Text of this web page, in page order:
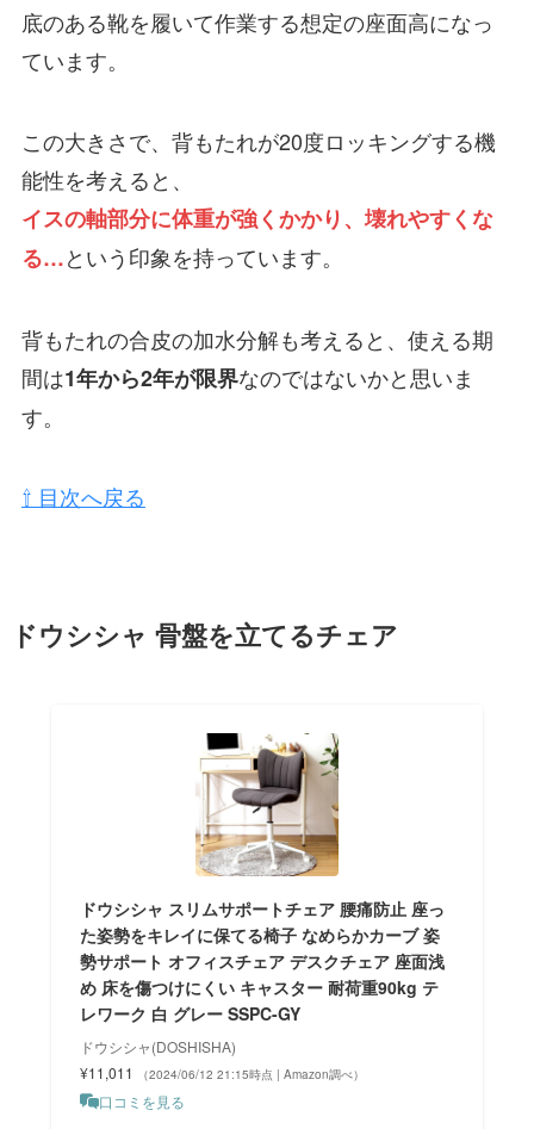
底のある靴を履いて作業する想定の座面高になっ
ています。
この大きさで、背もたれが20度ロッキングする機
能性を考えると、
イスの軸部分に体重が強くかかり、壊れやすくな
る…という印象を持っています。
背もたれの合皮の加水分解も考えると、使える期
間は1年から2年が限界なのではないかと思いま
す。
⇧ 目次へ戻る
ドウシシャ 骨盤を立てるチェア
ドウシシャ スリムサポートチェア 腰痛防止 座っ
た姿勢をキレイに保てる椅子 なめらかカーブ 姿
勢サポート オフィスチェア デスクチェア 座面浅
め 床を傷つけにくい キャスター 耐荷重90kg テ
レワーク 白 グレー SSPC-GY
ドウシシャ(DOSHISHA)
¥11,011
（2024/06/12 21:15時点 | Amazon調べ）
口コミを見る